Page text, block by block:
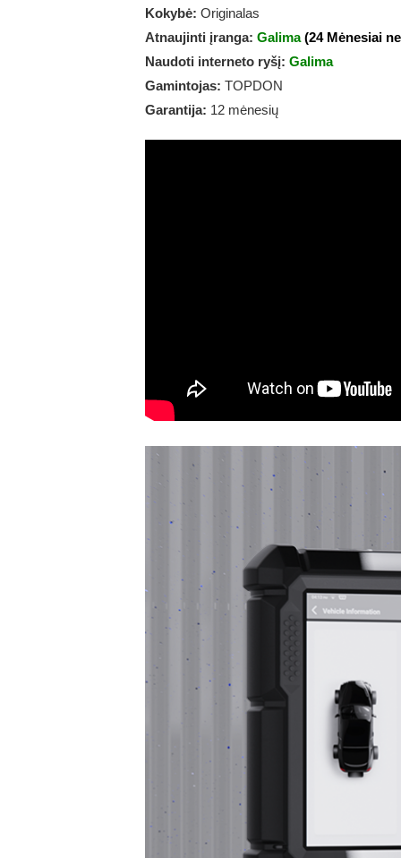
Kokybė: Originalas
Atnaujinti įranga: Galima(24 Mėnesiai
Naudoti interneto ryšį: Galima
Gamintojas: TOPDON
Garantija: 12 mėnesių